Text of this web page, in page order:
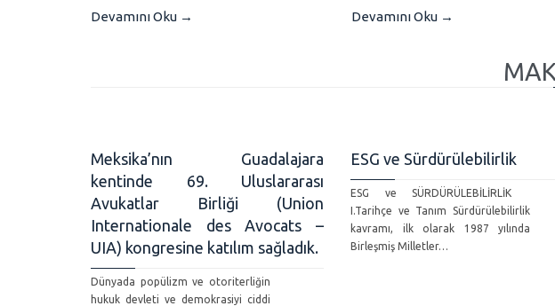
Devamını Oku →
Devamını Oku →
Meksika’nın Guadalajara
kentinde 69. Uluslararası
Avukatlar Birliği (Union
Internationale des Avocats –
UIA) kongresine katılım sağladık.
Dünyada popülizm ve otoriterliğin
hukuk devleti ve demokrasiyi ciddi
ESG ve Sürdürülebilirlik
ESG ve SÜRDÜRÜLEBİLİRLİK
I.Tarihçe ve Tanım Sürdürülebilirlik
kavramı, ilk olarak 1987 yılında
Birleşmiş Milletler…